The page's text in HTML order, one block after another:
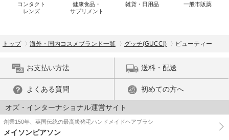
コンタクト
レンズ
健康食品・
サプリメント
雑貨・日用品 一般市販薬
トップ 海外・国内コスメブランド一覧 グッチ(GUCCI) ビューティー
お支払い方法 送料・配送
よくある質問 初めての方へ
オズ・インターナショナル運営サイト
創業150年、英国伝統の最高級猪毛ハンドメイドヘアブラシ
メイソンピアソン